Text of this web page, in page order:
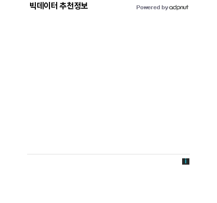
빅데이터 추천정보